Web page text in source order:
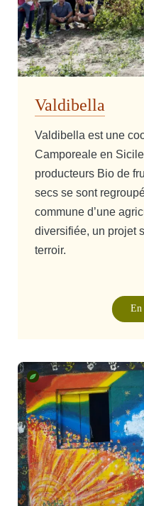
Valdibella
Valdibella est une
Camporeale en
producteurs Bio de
secs se sont
commune d’une
diversifiée, un projet
terroir.
En